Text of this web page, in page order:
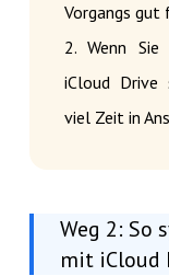
Vorgangs gut
2. Wenn
iCloud Drive
viel Zeit in
Weg 2: So
mit iCloud